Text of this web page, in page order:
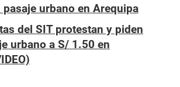
pasaje urbano en Arequipa
del SIT protestan y piden
urbano a S/ 1.50 en